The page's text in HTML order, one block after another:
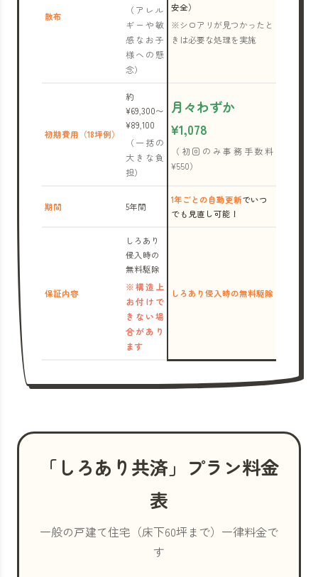
散布
（アレル
ギーや敏
感なお子
様への懸
念）
安全）
※シロアリが見つかったと
きは必要な処理を実施
初期費用（18坪例）
約
¥69,300〜
¥89,100
（一括の
大きな負
担）
月々わずか
¥1,078
（初回のみ事務手数料
¥550）
期間 5年間
1年ごとの自動更新でいつ
でも見直し可能！
保証内容
しろあり
侵入時の
無料駆除
※構造上
お付けで
きない場
合があり
ます
しろあり侵入時の無料駆除
「しろあり共済」プラン料金
表
一般の戸建て住宅（床下60坪まで）一律料金で
す